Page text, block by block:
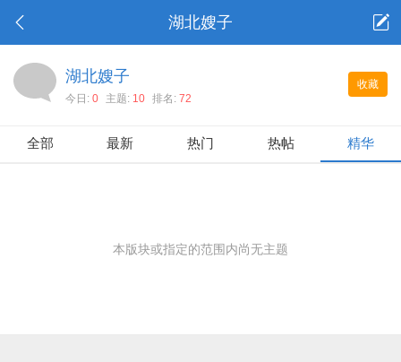
湖北嫂子
收藏
湖北嫂子
今日: 0 主题: 10 排名: 72
全部 最新 热门 热帖 精华
本版块或指定的范围内尚无主题